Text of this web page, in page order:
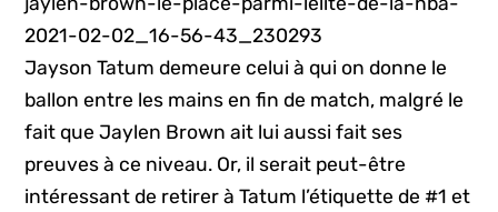
Jayson Tatum demeure celui à qui on donne le
ballon entre les mains en fin de match, malgré le
fait que Jaylen Brown ait lui aussi fait ses
preuves à ce niveau. Or, il serait peut-être
intéressant de retirer à Tatum l’étiquette de #1 et